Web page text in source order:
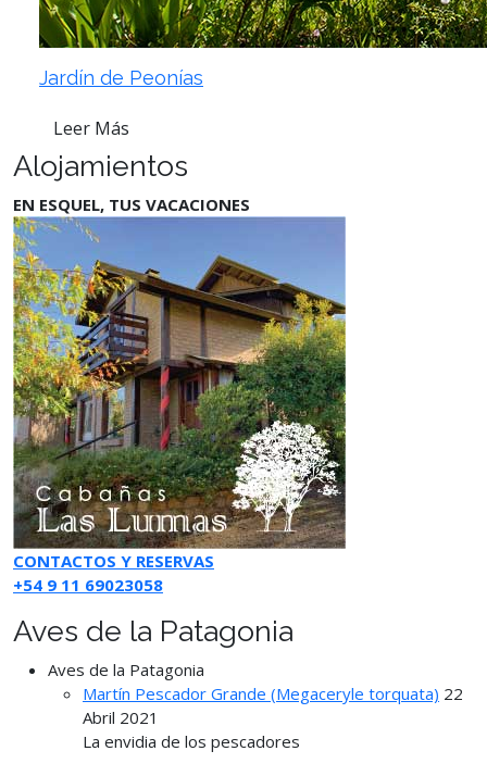
Jardín de Peonías
Leer Más
Alojamientos
EN ESQUEL, TUS VACACIONES
CONTACTOS Y RESERVAS
+54 9 11 69023058
Aves de la Patagonia
Aves de la Patagonia
Martín Pescador Grande (Megaceryle torquata) 22
Abril 2021
La envidia de los pescadores